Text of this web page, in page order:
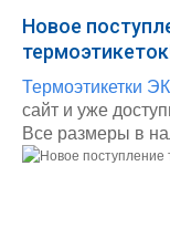
Новое
Термоэтикетки
сайт и уже
Все размеры в